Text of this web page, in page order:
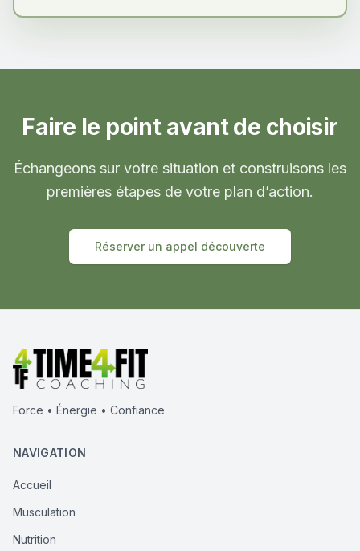
Faire le point avant de choisir
Échangeons sur votre situation et construisons les
premières étapes de votre plan d’action.
Réserver un appel découverte
Force • Énergie • Confiance
NAVIGATION
Accueil
Musculation
Nutrition